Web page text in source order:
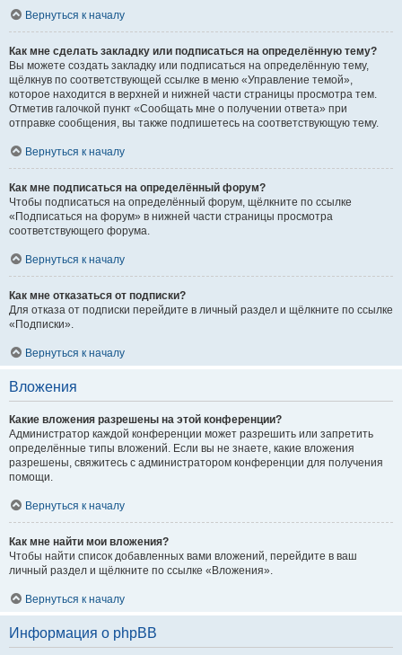
Вернуться к началу
Как мне сделать закладку или подписаться на определённую тему?
Вы можете создать закладку или подписаться на определённую тему,
щёлкнув по соответствующей ссылке в меню «Управление темой»,
которое находится в верхней и нижней части страницы просмотра тем.
Отметив галочкой пункт «Сообщать мне о получении ответа» при
отправке сообщения, вы также подпишетесь на соответствующую тему.
Вернуться к началу
Как мне подписаться на определённый форум?
Чтобы подписаться на определённый форум, щёлкните по ссылке
«Подписаться на форум» в нижней части страницы просмотра
соответствующего форума.
Вернуться к началу
Как мне отказаться от подписки?
Для отказа от подписки перейдите в личный раздел и щёлкните по ссылке
«Подписки».
Вернуться к началу
Вложения
Какие вложения разрешены на этой конференции?
Администратор каждой конференции может разрешить или запретить
определённые типы вложений. Если вы не знаете, какие вложения
разрешены, свяжитесь с администратором конференции для получения
помощи.
Вернуться к началу
Как мне найти мои вложения?
Чтобы найти список добавленных вами вложений, перейдите в ваш
личный раздел и щёлкните по ссылке «Вложения».
Вернуться к началу
Информация о phpBB